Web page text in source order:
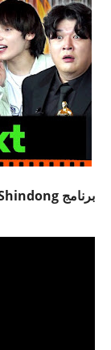
برنامج Shindong مع تمورو باي توقذر حلقة 6 مترجمة للعربية